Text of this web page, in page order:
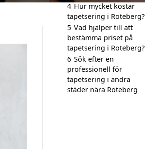
4 Hur mycket kostar
tapetsering i Roteberg?
5 Vad hjälper till att
bestämma priset på
tapetsering i Roteberg?
6 Sök efter en
professionell för
tapetsering i andra
städer nära Roteberg